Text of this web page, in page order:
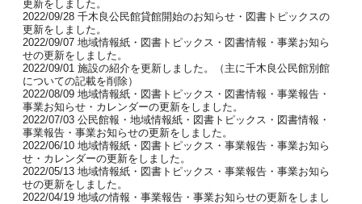
更新をしました。
2022/09/28 千木良公民館貸館開始のお知らせ・図書トピックスの
更新をしました。
2022/09/07 地域情報紙・図書トピックス・図書情報・事業お知ら
せの更新をしました。
2022/09/01 施設の紹介を更新しました。（主に千木良公民館別館
についての記載を削除）
2022/08/09 地域情報紙・図書トピックス・図書情報・事業報告・
事業お知らせ・カレンダーの更新をしました。
2022/07/03 公民館報・地域情報紙・図書トピックス・図書情報・
事業報告・事業お知らせの更新をしました。
2022/06/10 地域情報紙・図書トピックス・事業報告・事業お知ら
せ・カレンダーの更新をしました。
2022/05/13 地域情報紙・図書トピックス・事業報告・事業お知ら
せの更新をしました。
2022/04/19 地域の情報・事業報告・事業お知らせの更新をしまし